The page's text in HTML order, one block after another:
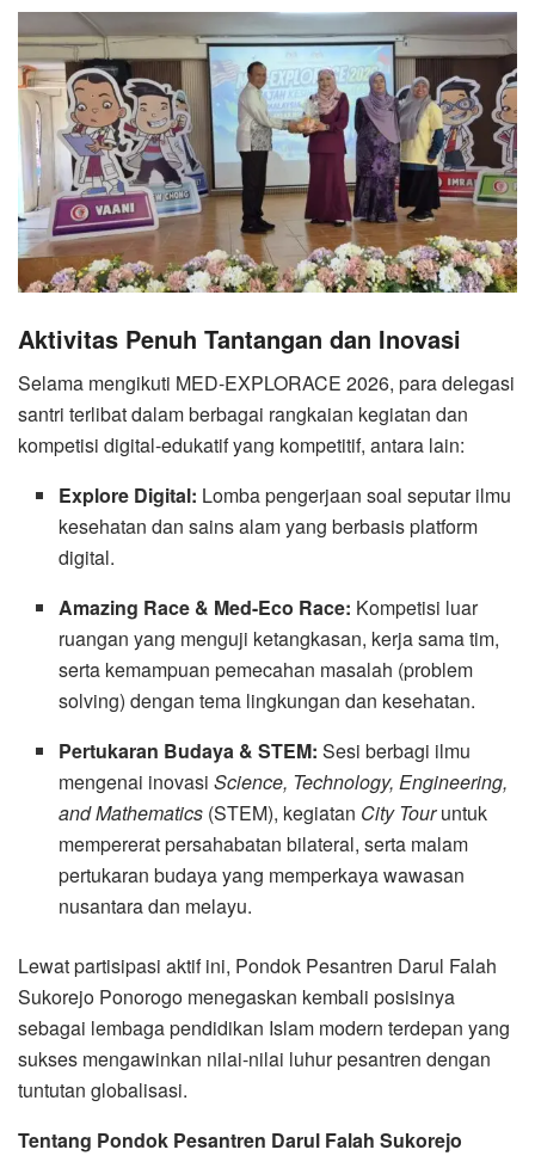
Aktivitas Penuh Tantangan dan Inovasi
Selama mengikuti MED-EXPLORACE 2026, para delegasi
santri terlibat dalam berbagai rangkaian kegiatan dan
kompetisi digital-edukatif yang kompetitif, antara lain:
Explore Digital: Lomba pengerjaan soal seputar ilmu
kesehatan dan sains alam yang berbasis platform
digital.
Amazing Race & Med-Eco Race: Kompetisi luar
ruangan yang menguji ketangkasan, kerja sama tim,
serta kemampuan pemecahan masalah (problem
solving) dengan tema lingkungan dan kesehatan.
Pertukaran Budaya & STEM: Sesi berbagi ilmu
mengenai inovasiScience, Technology, Engineering,
and Mathematics (STEM), kegiatan City Touruntuk
mempererat persahabatan bilateral, serta malam
pertukaran budaya yang memperkaya wawasan
nusantara dan melayu.
Lewat partisipasi aktif ini, Pondok Pesantren Darul Falah
Sukorejo Ponorogo menegaskan kembali posisinya
sebagai lembaga pendidikan Islam modern terdepan yang
sukses mengawinkan nilai-nilai luhur pesantren dengan
tuntutan globalisasi.
Tentang Pondok Pesantren Darul Falah Sukorejo